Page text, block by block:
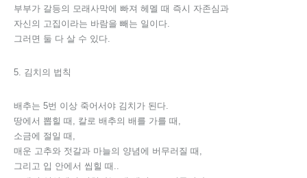
부부가 갈등의 모래사막에 빠져 헤멜 때 즉시 자존심과
자신의 고집이라는 바람을 빼는 일이다.
그러면 둘 다 살 수 있다.
5. 김치의 법칙
배추는 5번 이상 죽어서야 김치가 된다.
땅에서 뽑힐 때, 칼로 배추의 배를 가를 때,
소금에 절일 때,
매운 고추와 젓갈과 마늘의 양념에 버무러질 때,
그리고 입 안에서 씹힐 때..